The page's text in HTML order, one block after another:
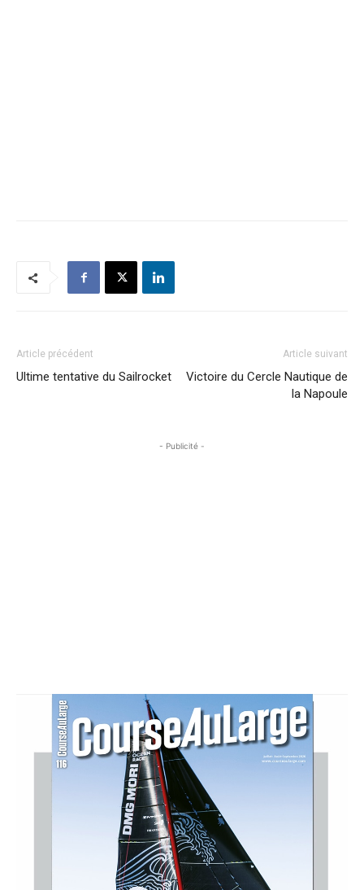
Article précédent
Ultime tentative du Sailrocket
Article suivant
Victoire du Cercle Nautique de
la Napoule
- Publicité -